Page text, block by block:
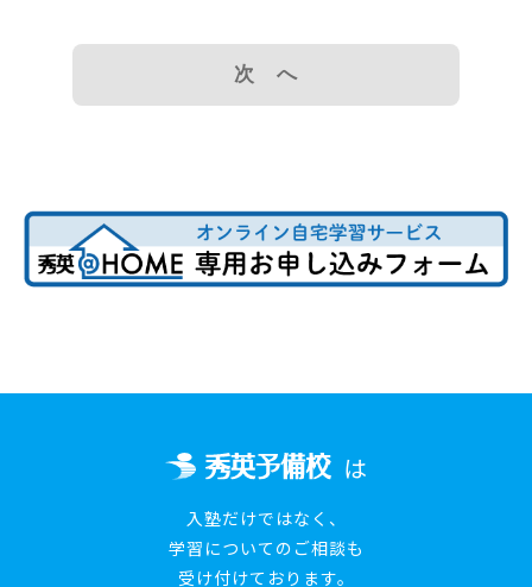
は
入塾だけではなく、
学習についてのご相談も
受け付けております。